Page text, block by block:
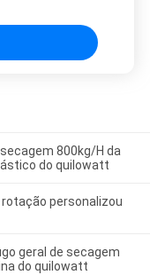
800kg/H da
do quilowatt
personalizou
geral de secagem
do quilowatt